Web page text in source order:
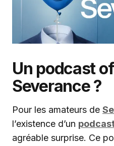
Un podcast
Severance ?
Pour les amateurs de
l’existence d’un
agréable surprise. Ce